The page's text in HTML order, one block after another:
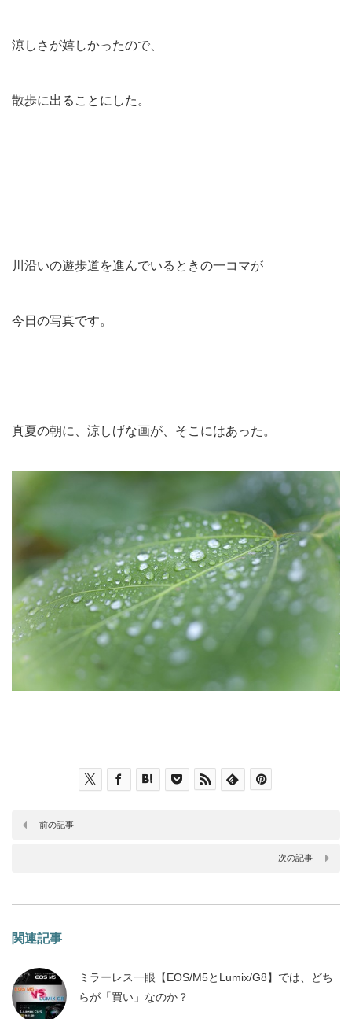
涼しさが嬉しかったので、
散歩に出ることにした。
川沿いの遊歩道を進んでいるときの一コマが
今日の写真です。
真夏の朝に、涼しげな画が、そこにはあった。
前の記事
次の記事
関連記事
ミラーレス一眼【EOS/M5とLumix/G8】では、どち
らが「買い」なのか？